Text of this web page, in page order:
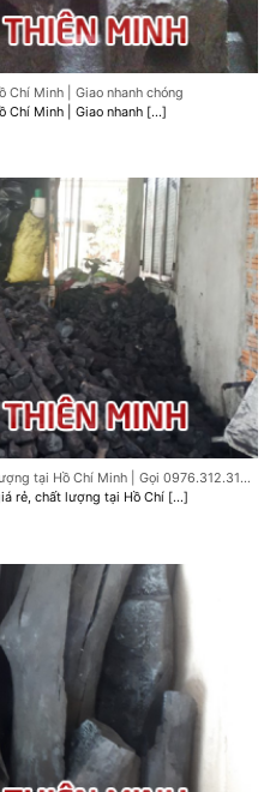
Chí Minh | Giao nhanh chóng
Chí Minh | Giao nhanh [...]
tại Hồ Chí Minh | Gọi 0976.312.316
rẻ, chất lượng tại Hồ Chí [...]